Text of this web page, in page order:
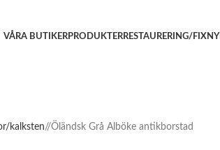
VÅRA BUTIKERPRODUKTERRESTAURERING/FIX
kalksten/ Öländsk Grå Alböke antikborstad